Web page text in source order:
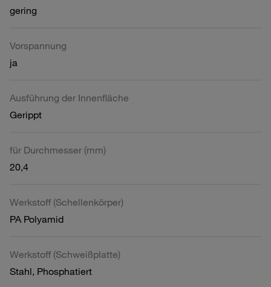
gering
Vorspannung
ja
Ausführung der Innenfläche
Gerippt
für Durchmesser (mm)
20,4
Werkstoff (Schellenkörper)
PA Polyamid
Werkstoff (Schweißplatte)
Stahl, Phosphatiert